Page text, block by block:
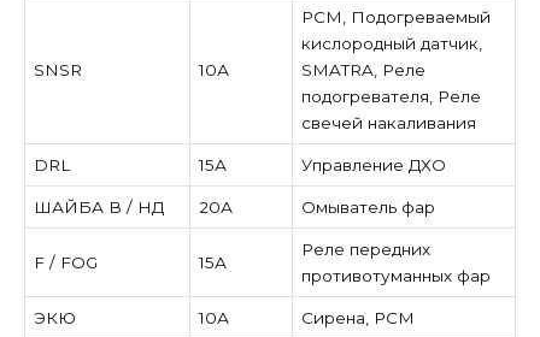
SNSR 10А
PCM, Подогреваемый
кислородный датчик,
SMATRA, Реле
подогревателя, Реле
свечей накаливания
DRL 15А Управление ДХО
ШАЙБА В / НД 20А Омыватель фар
F / FOG 15А
Реле передних
противотуманных фар
ЭКЮ 10А Сирена, PCM